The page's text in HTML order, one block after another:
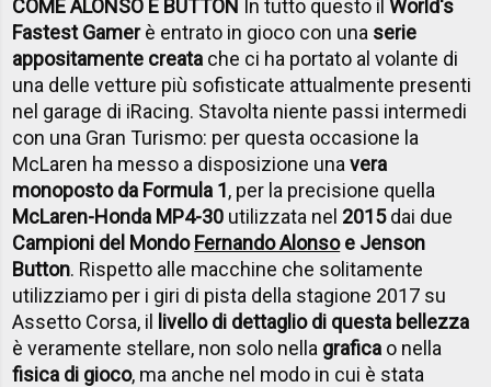
COME ALONSO E BUTTON In tutto questo ilWorld's
Fastest Gamerè entrato in gioco con una serie
appositamente creata che ci ha portato al volante di
una delle vetture più sofisticate attualmente presenti
nel garage di iRacing. Stavolta niente passi intermedi
con una Gran Turismo: per questa occasione la
McLaren ha messo a disposizione unavera
monoposto da Formula 1, per la precisione quella
McLaren-Honda MP4-30 utilizzata nel 2015dai due
Campioni del MondoFernando Alonsoe Jenson
Button. Rispetto alle macchine che solitamente
utilizziamo per i giri di pista della stagione 2017 su
Assetto Corsa, il livello di dettaglio di questa bellezza
è veramente stellare, non solo nella grafica o nella
fisica di gioco, ma anche nel modo in cui è stata